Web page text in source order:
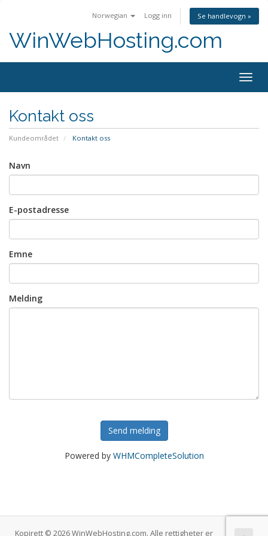
Norwegian Logg inn Se handlevogn »
WinWebHosting.com
Bytt
Kontakt oss
Kundeområdet Kontakt oss
Navn
E-postadresse
Emne
Melding
Send melding
Powered by WHMCompleteSolution
Kopirett © 2026 WinWebHosting.com. Alle rettigheter er